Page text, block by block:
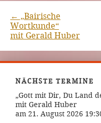
← „Bairische
Wortkunde“
mit Gerald Huber
NÄCHSTE TERMINE
„Gott mit Dir, Du Land
mit Gerald Huber
am 21. August 2026